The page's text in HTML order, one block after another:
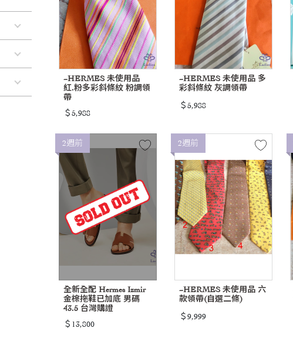
~HERMES 未使用品
紅.粉多彩斜條紋 粉調領
帶
＄5,988
~HERMES 未使用品 多
彩斜條紋 灰調領帶
＄5,988
2週前
全新全配 Hermes Izmir
金棕拖鞋已加底 男碼
43.5 台灣購證
＄13,800
2週前
~HERMES 未使用品 六
款領帶(自選二條)
＄9,999